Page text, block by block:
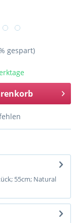
gespart)
55cm; Natural